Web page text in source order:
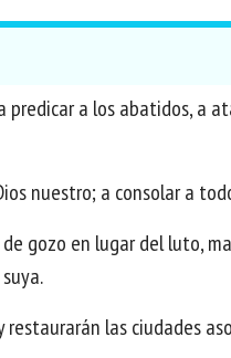
predicar a los abatidos, a
nuestro; a consolar a
gozo en lugar del luto,
las ciudades